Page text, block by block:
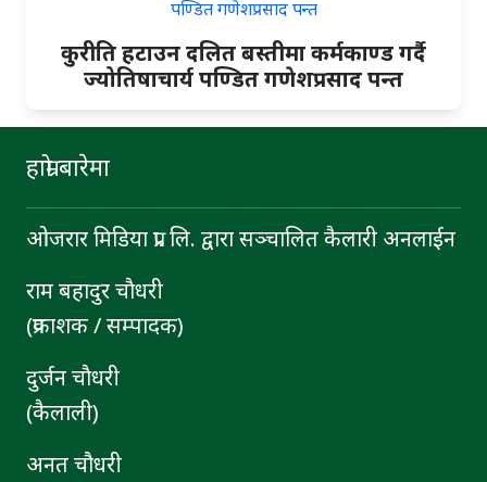
कुरीति हटाउन दलित बस्तीमा कर्मकाण्ड गर्दै
ज्योतिषाचार्य पण्डित गणेशप्रसाद पन्त
हाम्रो बारेमा
ओजरार मिडिया प्रा. लि. द्वारा सञ्चालित कैलारी अनलाईन
राम बहादुर चाैधरी
(प्रकाशक / सम्पादक)
दुर्जन चाैधरी
(कैलाली)
अनत चौधरी